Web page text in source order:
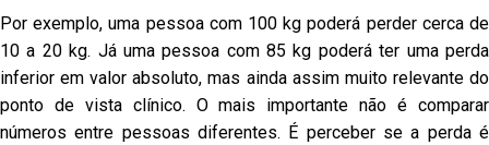
Por exemplo, uma pessoa com 100 kg poderá perder cerca de
10 a 20 kg. Já uma pessoa com 85 kg poderá ter uma perda
inferior em valor absoluto, mas ainda assim muito relevante do
ponto de vista clínico. O mais importante não é comparar
números entre pessoas diferentes. É perceber se a perda é